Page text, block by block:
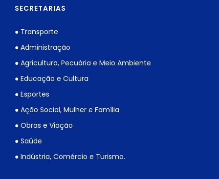
SECRETARIAS
● Transporte
● Administração
● Agricultura, Pecuária e Meio Ambiente
● Educação e Cultura
● Esportes
● Ação Social, Mulher e Família
● Obras e Viação
● Saúde
● Indústria, Comércio e Turismo.